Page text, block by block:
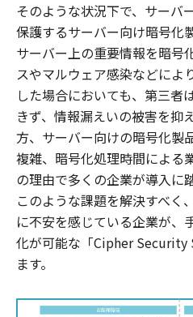
そのような状況下で、サーバ
保護するサーバー向け暗号化
サーバー上の重要情報を暗号
スやマルウェア感染などによ
した場合においても、第三者
きず、情報漏えいの被害を抑
方、サーバー向けの暗号化製
複雑、暗号化処理時間による
の理由で多くの企業が導入に
このような課題を解決すべく
に不安を感じている企業が、
化が可能な「Cipher Security
ます。